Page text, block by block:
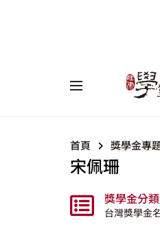
首頁 獎學金專
宋佩珊
獎學金分類
台灣獎學金